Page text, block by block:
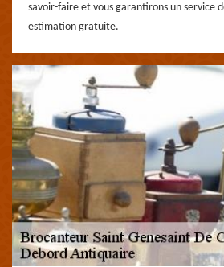
savoir-faire et vous garantirons un service
estimation gratuite.